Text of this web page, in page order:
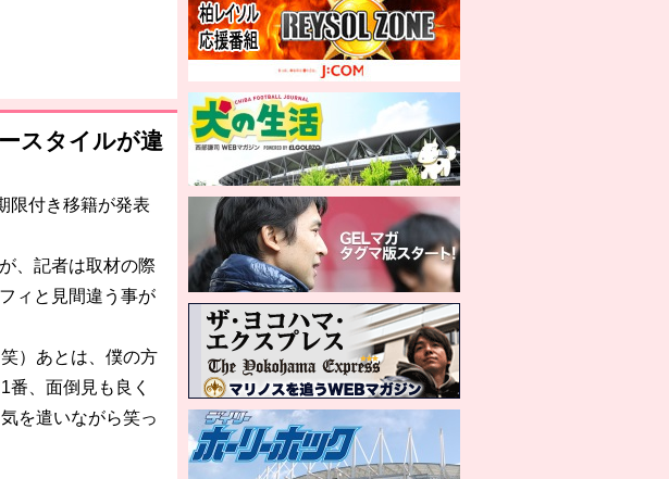
危機時代の猛暑対策～」に登壇
スタイルが違
限付き移籍が発表
、記者は取材の際
ィと見間違う事が
）あとは、僕の方
、面倒見も良く
を遣いながら笑っ